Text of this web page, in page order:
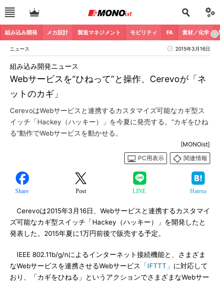
組み込み開発 メカ設計 製造マネジメント モビリティ FA 素材／化学
ニュース 2015年3月16日
Webサービスを“ひねって”と操作、Cerevoが「ネ
ットのカギ」
組み込み開発ニュース
CerevoはWebサービスと連携するカスタマイズ可能なカギ型ス
イッチ「Hackey（ハッキー）」を今夏に発売する。“カギをひね
る”動作でWebサービスを動かせる。
[MONOist]
PC用表示
関連情報
Share Post LINE Hatena
Cerevoは2015年3月16日、Webサービスと連携するカスタマイ
ズ可能なカギ型スイッチ「Hackey（ハッキー）」を開発したと
発表した。2015年夏に1万円前後で販売する予定。
IEEE 802.11b/g/nによるインターネット接続機能と、さまざま
なWebサービスを連携させるWebサービス
「IFTTT」 に対応して
おり、「カギをひねる」というアクションでさまざまなWebサー